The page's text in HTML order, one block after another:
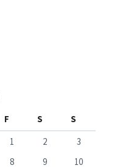
F S
S
1
2
3
8 9
10